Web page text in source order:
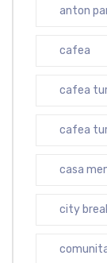
anton
cafea
cafea
cafea
casa
city